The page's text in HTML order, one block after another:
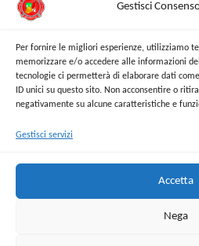
Gestisci
Per fornire le migliori esperienze, utilizziamo
memorizzare e/o accedere alle informazioni
tecnologie ci permetterà di elaborare dati
ID unici su questo sito. Non acconsentire o
negativamente su alcune caratteristiche e
Gestisci servizi
Accetta
Nega
Richiedi Modello